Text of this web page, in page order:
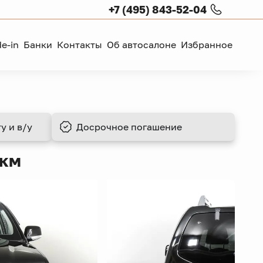
+7 (495) 843-52-04
in Банки Контакты Об автосалоне Избранное
и в/у Досрочное погашение